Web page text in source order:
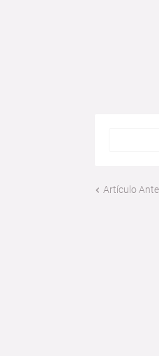
Artículo